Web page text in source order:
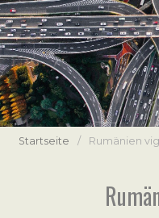
Startseite / Rumänien